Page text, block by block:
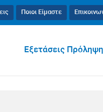
Ποιοι Είμαστε
Εξετάσεις